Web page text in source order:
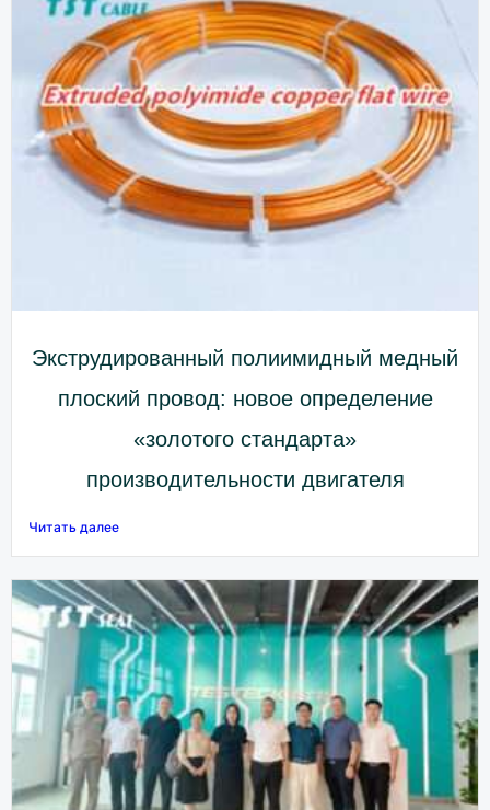
Экструдированный полиимидный медный
плоский провод: новое определение
«золотого стандарта»
производительности двигателя
Читать далее